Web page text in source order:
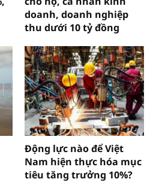
doanh, doanh nghiệp
thu dưới 10 tỷ đồng
Động lực nào để Việt
Nam hiện thực hóa mục
tiêu tăng trưởng 10%?